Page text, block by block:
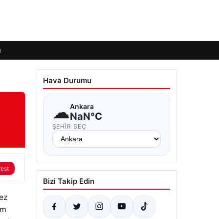
Hava Durumu
☁Ankara
NaN°C
ŞEHIR SEÇ
Bizi Takip Edin